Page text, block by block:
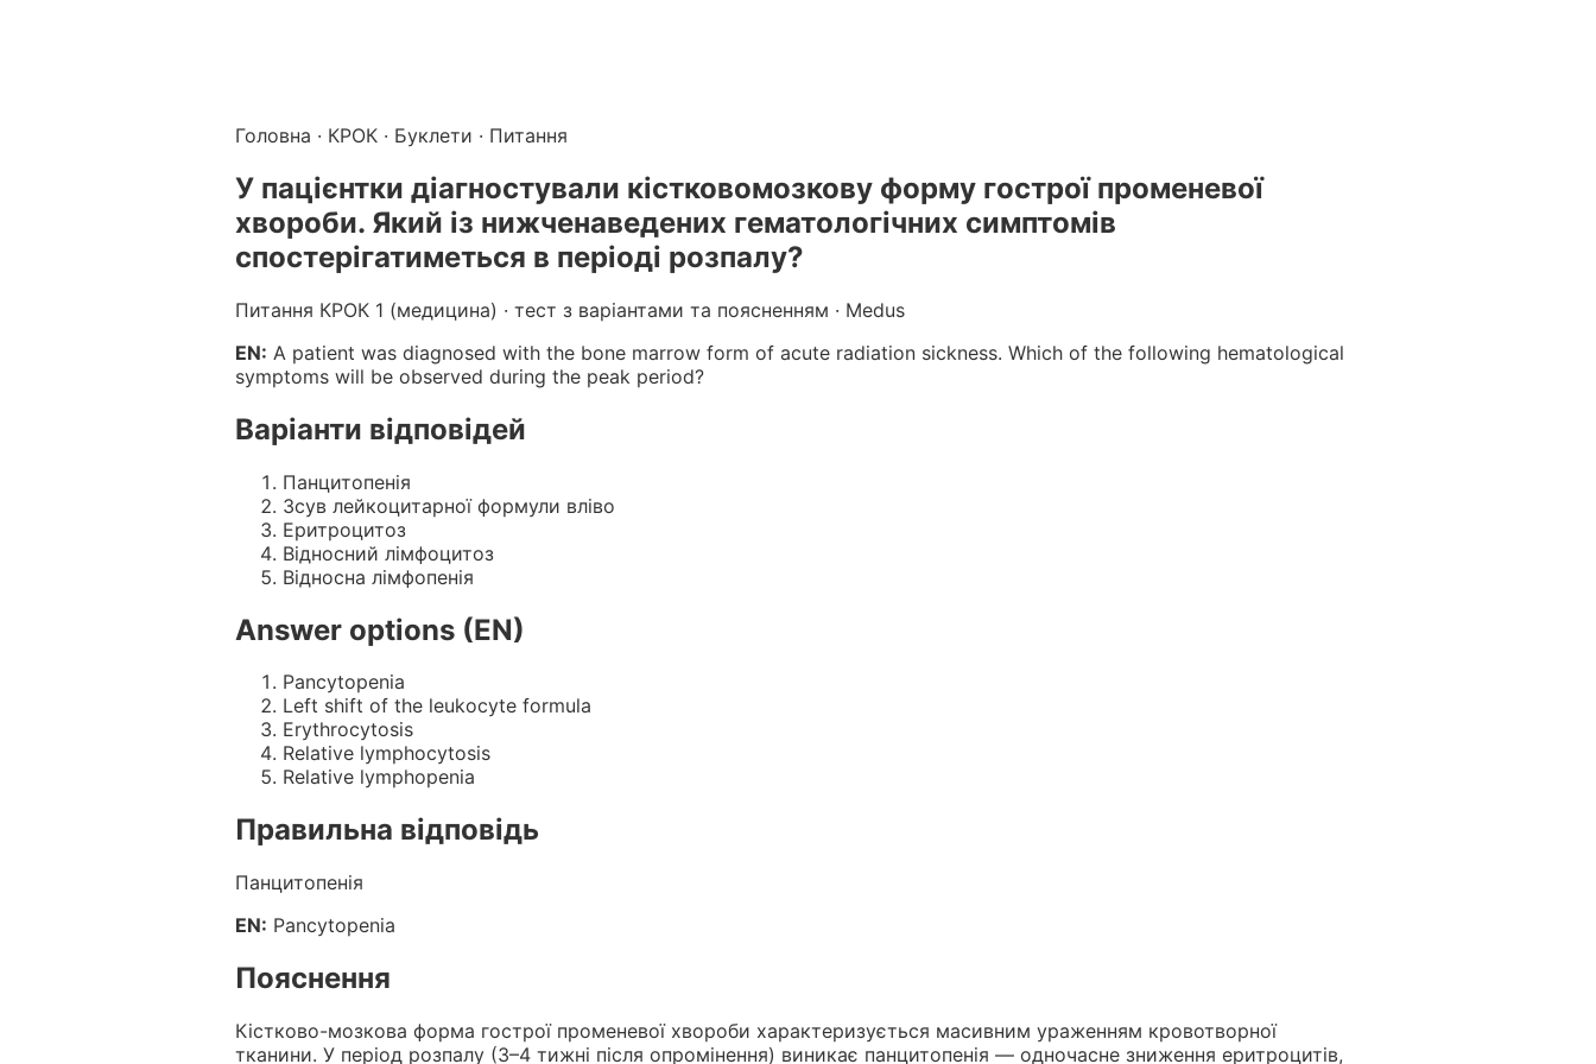
Головна · КРОК · Буклети · Питання
У пацієнтки діагностували кістковомозкову форму гострої променевої
хвороби. Який із нижченаведених гематологічних симптомів
спостерігатиметься в періоді розпалу?
Питання КРОК 1 (медицина) · тест з варіантами та поясненням · Medus
EN: A patient was diagnosed with the bone marrow form of acute radiation sickness. Which of the following hematological
symptoms will be observed during the peak period?
Варіанти відповідей
Панцитопенія
Зсув лейкоцитарної формули вліво
Еритроцитоз
Відносний лімфоцитоз
Відносна лімфопенія
Answer options (EN)
Pancytopenia
Left shift of the leukocyte formula
Erythrocytosis
Relative lymphocytosis
Relative lymphopenia
Правильна відповідь
Панцитопенія
EN: Pancytopenia
Пояснення
Кістково-мозкова форма гострої променевої хвороби характеризується масивним ураженням кровотворної
тканини. У період розпалу (3–4 тижні після опромінення) виникає панцитопенія — одночасне зниження еритроцитів,